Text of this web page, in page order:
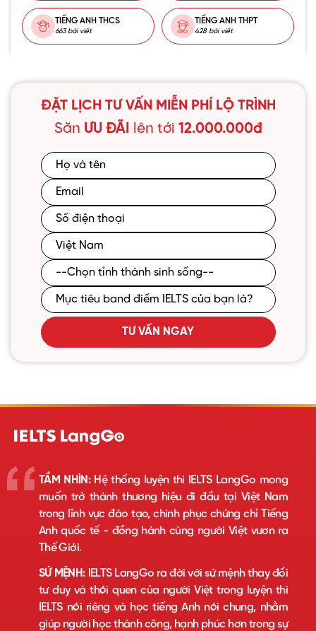
TIẾNG ANH THCS
663 bài viết
TIẾNG ANH THPT
428 bài viết
ĐẶT LỊCH TƯ VẤN MIỄN PHÍ LỘ TRÌNH
Săn ƯU ĐÃI lên tới 12.000.000đ
TƯ VẤN NGAY
TẦM NHÌN:Hệ thống luyện thi IELTS LangGo mong
muốn trở thành thương hiệu đi đầu tại Việt Nam
trong lĩnh vực đào tạo, chinh phục chứng chỉ Tiếng
Anh quốc tế - đồng hành cùng người Việt vươn ra
Thế Giới.
SỨ MỆNH:IELTS LangGo ra đời với sứ mệnh thay đổi
tư duy và thói quen của người Việt trong luyện thi
IELTS nói riêng và học tiếng Anh nói chung, nhằm
giúp người học thành công, hạnh phúc hơn trong sự